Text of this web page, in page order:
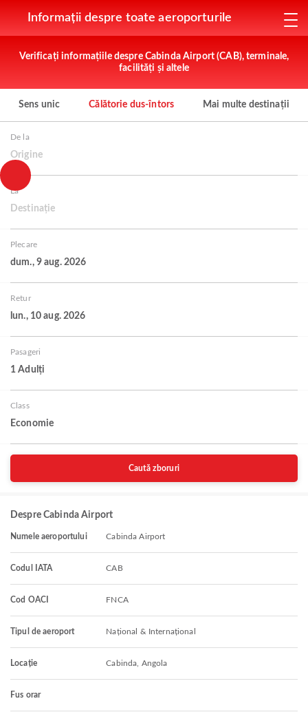
Informații despre toate aeroporturile
Verificați informațiile despre Cabinda Airport (CAB), terminale,
facilități și altele
Sens unic Călătorie dus-întors Mai multe destinații
De la
Origine
La
Destinație
Plecare
dum., 9 aug. 2026
Retur
lun., 10 aug. 2026
Pasageri
1 Adulți
Class
Economie
Caută zboruri
Despre Cabinda Airport
Numele aeroportului Cabinda Airport
Codul IATA CAB
Cod OACI FNCA
Tipul de aeroport Național & Internațional
Locație Cabinda, Angola
Fus orar